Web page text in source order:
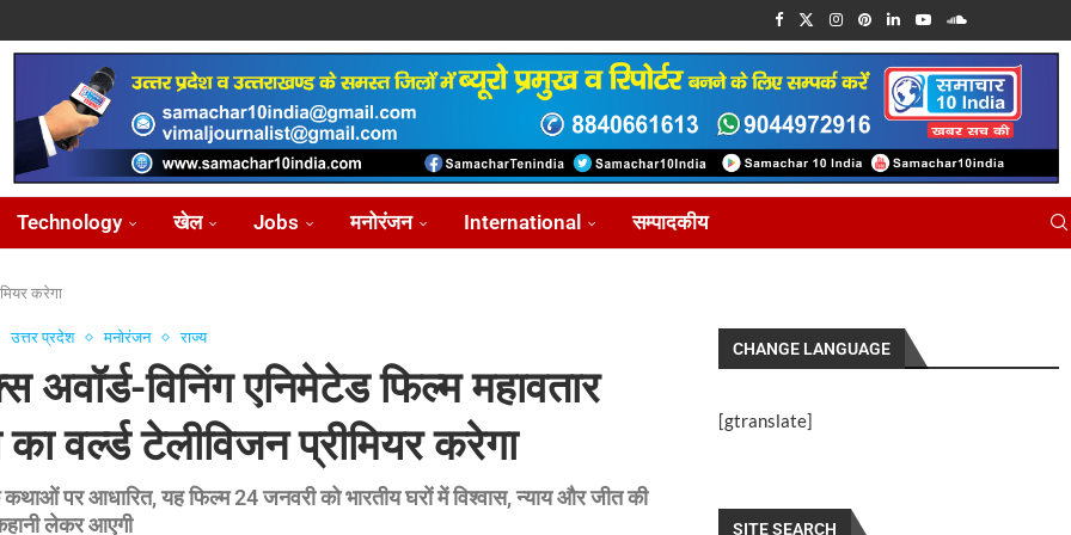
Technology खेल Jobs मनोरंजन International सम्पादकीय
करेगा
उत्तर प्रदेश मनोरंजन राज्य
अवॉर्ड-विनिंग एनिमेटेड फिल्म महावतार
का वर्ल्ड टेलीविजन प्रीमियर करेगा
कथाओं पर आधारित, यह फिल्म 24 जनवरी को भारतीय घरों में विश्वास, न्याय और जीत की
लेकर आएगी
CHANGE LANGUAGE
[gtranslate]
SITE SEARCH